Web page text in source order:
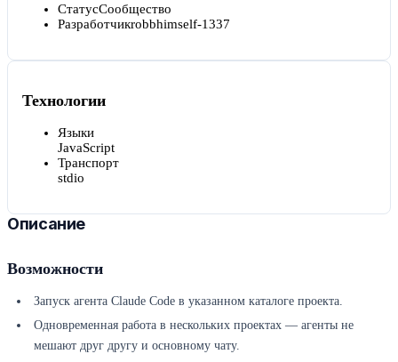
СтатусСообщество
Разработчикrobbhimself-1337
Технологии
Языки
JavaScript
Транспорт
stdio
Описание
Возможности
Запуск агента Claude Code в указанном каталоге проекта.
Одновременная работа в нескольких проектах — агенты не
мешают друг другу и основному чату.